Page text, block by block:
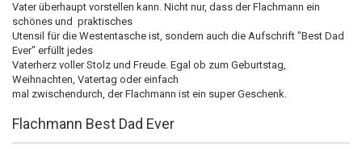
Vater überhaupt vorstellen kann. Nicht nur, dass der Flachmann ein
schönes und praktisches
Utensil für die Westentasche ist, sondern auch die Aufschrift "Best Dad
Ever" erfüllt jedes
Vaterherz voller Stolz und Freude. Egal ob zum Geburtstag,
Weihnachten, Vatertag oder einfach
mal zwischendurch, der Flachmann ist ein super Geschenk.
Flachmann Best Dad Ever